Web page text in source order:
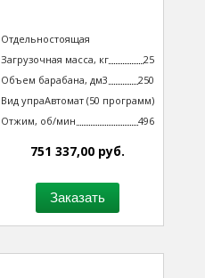
Тип машины
Отдельностоящая
неподрессоренная
Загрузочная масса, кг
25
Объем барабана, дм3
250
Вид управления
технологическим процессом
Автомат (50 программ)
Отжим, об/мин
496
751 337,00 руб.
Заказать